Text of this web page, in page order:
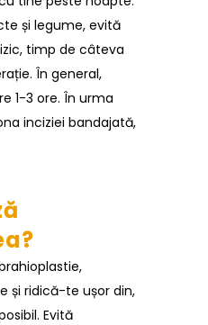
și legume, evită
timp de câteva
În general,
1-3 ore. În urma
inciziei bandajată,
și ridică-te ușor din,
Evită